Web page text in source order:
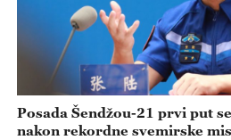
Posada Šendžou-21 prvi put
nakon rekordne svemirske